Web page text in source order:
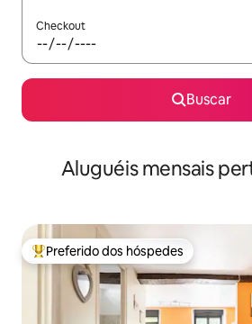
Checkout
Buscar
Aluguéis mensais
Entre os melhores preferidos dos
Preferido dos hóspedes